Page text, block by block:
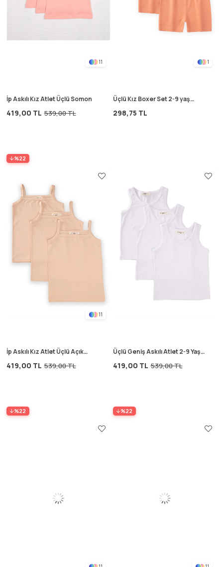
11
İp Askılı Kız Atlet Üçlü Somon
419,00 TL 539,00 TL
%22
1
Üçlü Kız Boxer Set 2-9 yaş
298,75 TL
11
İp Askılı Kız Atlet Üçlü Açık
419,00 TL 539,00 TL
%22
Üçlü Geniş Askılı Atlet 2-9 Yaş
419,00 TL 539,00 TL
%22